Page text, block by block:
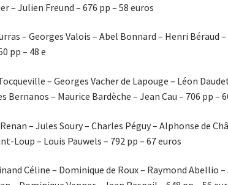
– Julien Freund – 676 pp – 58 euros
– Georges Valois – Abel Bonnard – Henri Béraud
pp – 48 e
– Georges Vacher de Lapouge – Léon
Bernanos – Maurice Bardèche – Jean Cau – 706 pp –
– Jules Soury – Charles Péguy – Alphonse de
Loup – Louis Pauwels – 792 pp – 67 euros
Céline – Dominique de Roux – Raymond Abellio